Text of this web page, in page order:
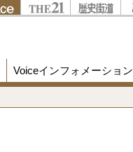
Voiceインフォメーション